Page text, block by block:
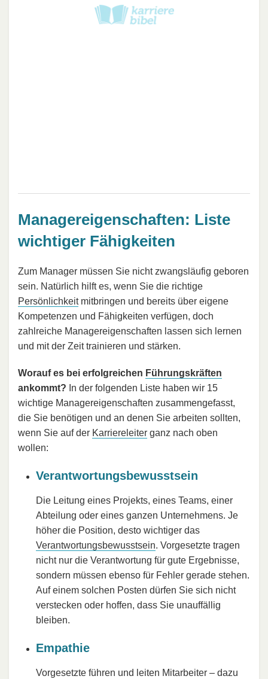
Managereigenschaften: Liste
wichtiger Fähigkeiten
Zum Manager müssen Sie nicht zwangsläufig geboren
sein. Natürlich hilft es, wenn Sie die richtige
Persönlichkeitmitbringen und bereits über eigene
Kompetenzen und Fähigkeiten verfügen, doch
zahlreiche Managereigenschaften lassen sich lernen
und mit der Zeit trainieren und stärken.
Worauf es bei erfolgreichen Führungskräften
ankommt? In der folgenden Liste haben wir 15
wichtige Managereigenschaften zusammengefasst,
die Sie benötigen und an denen Sie arbeiten sollten,
wenn Sie auf der Karriereleiter ganz nach oben
wollen:
Verantwortungsbewusstsein
Die Leitung eines Projekts, eines Teams, einer
Abteilung oder eines ganzen Unternehmens. Je
höher die Position, desto wichtiger das
Verantwortungsbewusstsein. Vorgesetzte tragen
nicht nur die Verantwortung für gute Ergebnisse,
sondern müssen ebenso für Fehler gerade stehen.
Auf einem solchen Posten dürfen Sie sich nicht
verstecken oder hoffen, dass Sie unauffällig
bleiben.
Empathie
Vorgesetzte führen und leiten Mitarbeiter – dazu